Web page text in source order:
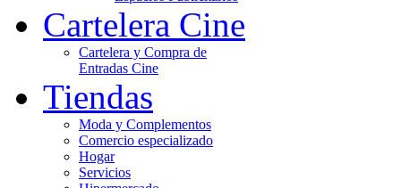
Cartelera Cine
Cartelera y Compra de
Entradas Cine
Tiendas
Moda y Complementos
Comercio especializado
Hogar
Servicios